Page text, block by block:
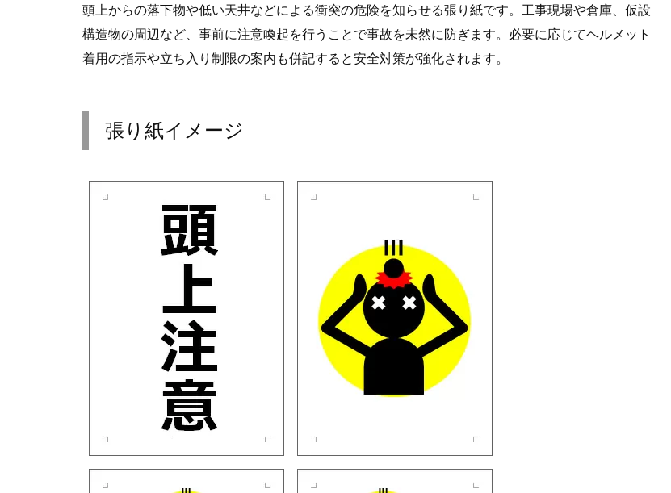
頭上からの落下物や低い天井などによる衝突の危険を知らせる張り紙です。工事現場や倉庫、仮設
構造物の周辺など、事前に注意喚起を行うことで事故を未然に防ぎます。必要に応じてヘルメット
着用の指示や立ち入り制限の案内も併記すると安全対策が強化されます。
張り紙イメージ